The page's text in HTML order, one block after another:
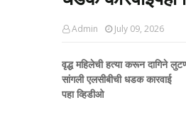
Admin July 09, 2026
वृद्ध महिलेची हत्या करून दागिने
सांगली एलसीबीची धडक कारवाई
पहा व्हिडीओ